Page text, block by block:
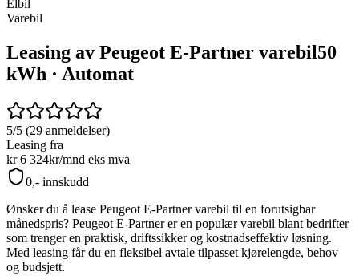
Elbil
Varebil
Leasing av Peugeot E-Partner varebil50
kWh · Automat
5/5 (29 anmeldelser)
Leasing fra
kr 6 324kr/mnd eks mva
0,- innskudd
Ønsker du å lease Peugeot E-Partnervarebil til en forutsigbar
månedspris? Peugeot E-Partnerer en populær varebil blant bedrifter
som trenger en praktisk, driftssikker og kostnadseffektiv løsning.
Med leasing får du en fleksibel avtale tilpasset kjørelengde, behov
og budsjett.